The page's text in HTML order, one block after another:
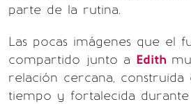
parte de la rutina.
Las pocas imágenes que el
compartido junto a Edith
relación cercana, construida
tiempo y fortalecida